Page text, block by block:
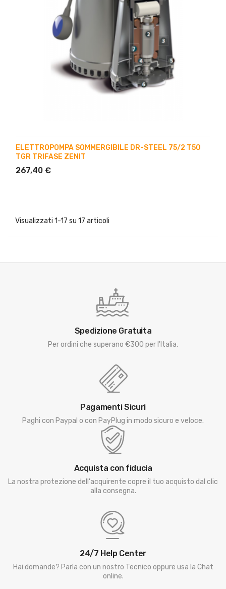
ELETTROPOMPA SOMMERGIBILE DR-STEEL 75/2 T50
TGR TRIFASE ZENIT
267,40 €
Visualizzati 1-17 su 17 articoli
Spedizione Gratuita
Per ordini che superano €300 per l'Italia.
Pagamenti Sicuri
Paghi con Paypal o con PayPlug in modo sicuro e veloce.
Acquista con fiducia
La nostra protezione dell'acquirente copre il tuo acquisto dal clic
alla consegna.
24/7 Help Center
Hai domande? Parla con un nostro Tecnico oppure usa la Chat
online.